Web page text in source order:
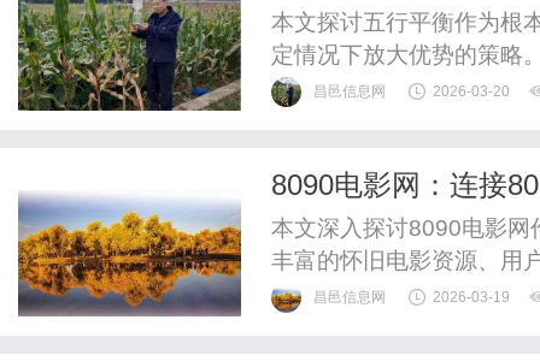
本文探讨五行平衡作为根
定情况下放大优势的策略
衡与优势，实现可持续发
昌邑信息网 2026-03-20
8090电影网：连接
本文深入探讨8090电影
丰富的怀旧电影资源、用
了网站的技术优势、内容
昌邑信息网 2026-03-19